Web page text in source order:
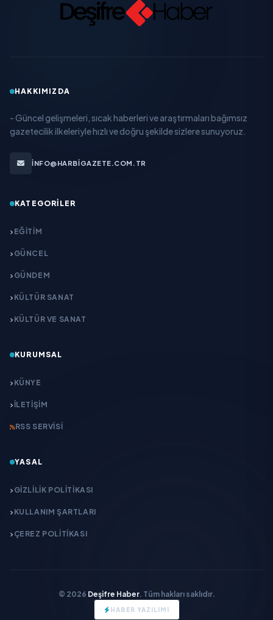
HAKKIMIZDA
- Güncel gelişmeleri, sıcak haberleri ve araştırmaları bağımsız
gazetecilik ilkeleriyle hızlı ve doğru şekilde sizlere sunuyoruz.
INFO@HARBIGAZETE.COM.TR
KATEGORILER
EĞITIM
GÜNCEL
GÜNDEM
KÜLTÜR SANAT
KÜLTÜR VE SANAT
KURUMSAL
KÜNYE
İLETIŞIM
RSS SERVISI
YASAL
GIZLILIK POLITIKASI
KULLANIM ŞARTLARI
ÇEREZ POLITIKASI
© 2026 Deşifre Haber. Tüm hakları saklıdır.
HABER YAZILIMI